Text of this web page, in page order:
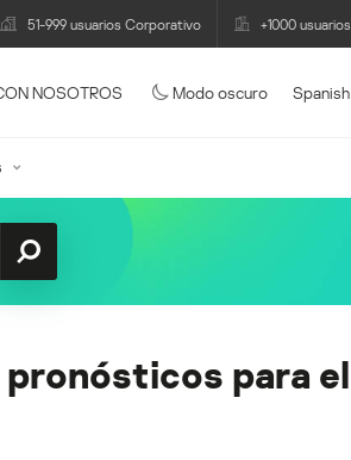
51-999 usuarios Corporativo +1000 usuarios
NOSOTROS Modo oscuro Spanish
pronósticos para el